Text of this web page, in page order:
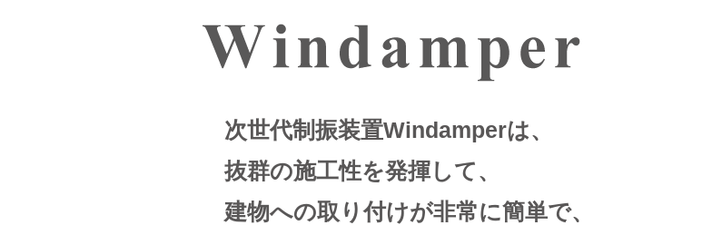
次世代制振装置Windamperは、
抜群の施工性を発揮して、
建物への取り付けが非常に簡単で、